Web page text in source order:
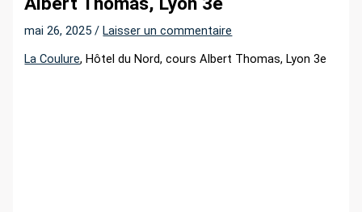
mai 26, 2025/Laisser un commentaire
La Coulure, Hôtel du Nord, cours Albert Thomas, Lyon 3e
r
: